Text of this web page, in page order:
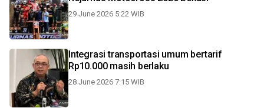
29 June 2026 5:22 WIB
Integrasi transportasi umum bertarif
Rp10.000 masih berlaku
28 June 2026 7:15 WIB